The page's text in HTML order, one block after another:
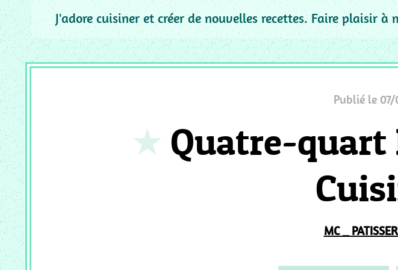
MC
_
PUREE
MC
_
GRATIN
MC
_
SAUCE
MC
_
PIZZA
QUICHE
MC
_
PATISSERIE
VIENNOISSERIE
J'adore cuisiner et créer de nouvelles recettes. Faire plaisir
Publié le
Quatre-
MC _